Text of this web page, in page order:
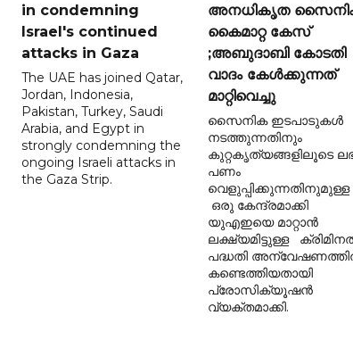
in condemning
Israel's continued
attacks in Gaza
The UAE has joined Qatar,
Jordan, Indonesia,
Pakistan, Turkey, Saudi
Arabia, and Egypt in
strongly condemning the
ongoing Israeli attacks in
the Gaza Strip.
അനധികൃത
കൈമാറ്റ കേസ്
;അബുദാബി കോടതി
വാദം കേൾക്കുന്നത്
മാറ്റിവെച്ചു
സൈനിക ഇടപാടുകൾ
നടത്തുന്നതിനും
കുറ്റകൃത്യങ്ങളിലൂടെ
പണം
വെളുപ്പിക്കുന്നതിനുമുള്ള
ഒരു കേന്ദ്രമാക്കി
യുഎഇയെ മാറ്റാൻ
ലക്ഷ്യമിട്ടുള്ള
പദ്ധതി
കണ്ടെത്തിയതായി
പ്രോസിക്യൂഷൻ
വ്യക്തമാക്കി.